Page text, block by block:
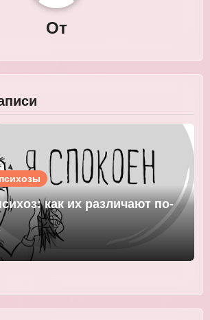
От
психозы
как их различают по-